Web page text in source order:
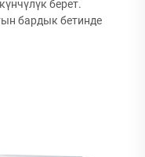
берет.
бардык бетинде